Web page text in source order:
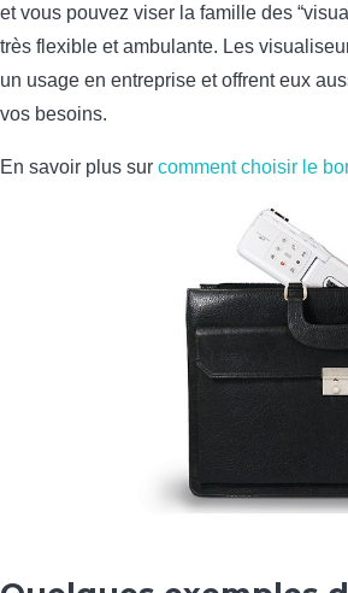
et vous pouvez viser la famille des
très flexible et ambulante. Les
un usage en entreprise et offrent eux
vos besoins.
En savoir plus sur comment choisir le